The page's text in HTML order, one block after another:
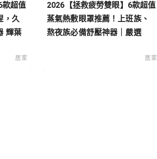
款超值
，久
輝葉
居家
2026【拯救疲勞雙眼】6款超值
蒸氣熱敷眼罩推薦！上班族、
熬夜族必備舒壓神器｜嚴選
居家